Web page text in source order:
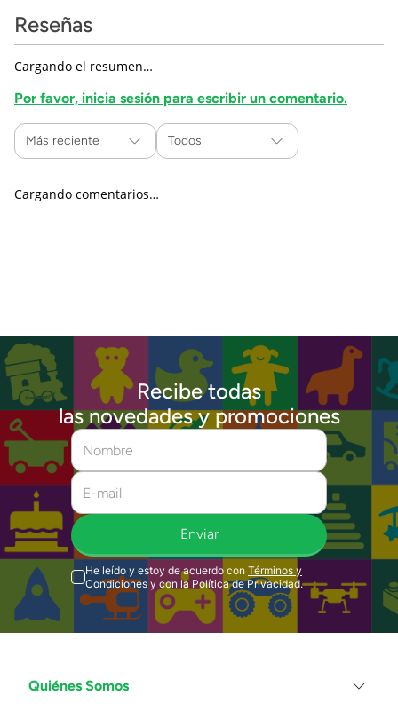
Reseñas
Cargando el resumen…
Por favor, inicia sesión para escribir un comentario.
Más reciente Todos
Cargando comentarios…
Recibe todas
las novedades y promociones
Enviar
He leído y estoy de acuerdo con Términos y
Condiciones y con la Política de Privacidad.
Quiénes Somos